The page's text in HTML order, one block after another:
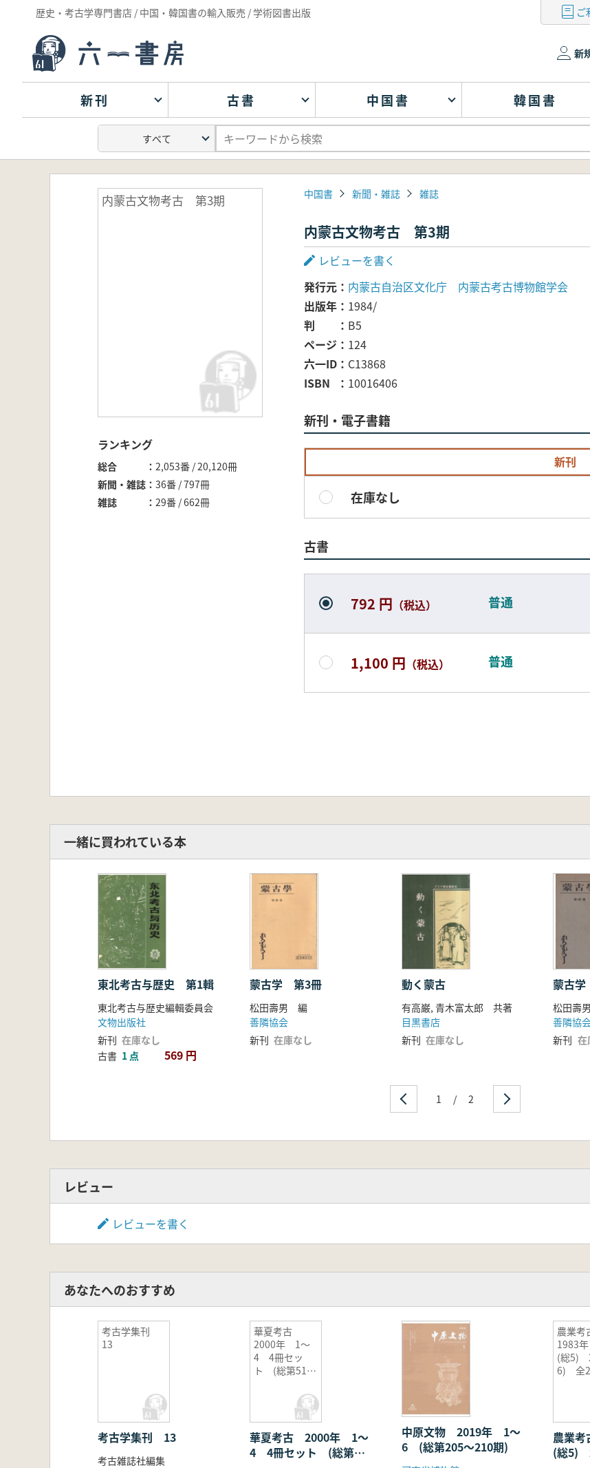
歴史・考古学専門書店 / 中国・韓国書の輸入販売 / 学術図書出版 ご
新
新刊 古書 中国書 韓国書
内蒙古文物考古 第3期
ランキング
総合
2,053番 / 20,120冊
新聞・雑誌
36番 / 797冊
雑誌
29番 / 662冊
中国書 新聞・雑誌 雑誌
内蒙古文物考古 第3期
レビューを書く
発行元
内蒙古自治区文化庁 内蒙古考古博物館学会
出版年
1984/
判
B5
ページ
124
六一ID
C13868
ISBN
10016406
新刊・電子書籍
新刊
在庫なし
古書
792 円 （税込） 普通
1,100 円 （税込） 普通
一緒に買われている本
東北考古与歴史 第1輯
東北考古与歴史編輯委員会
文物出版社
新刊 在庫なし
古書 1 点 569 円
蒙古学 第3冊
松田壽男 編
善隣協会
新刊 在庫なし
動く蒙古
有高巌, 青木富太郎 共著
目黒書店
新刊 在庫なし
蒙古
松田壽
善隣協
新刊 在
1 / 2
レビュー
レビューを書く
あなたへのおすすめ
考古学集刊
13
考古学集刊 13
考古雑誌社編集
華夏考古
2000年 1〜
4 4冊セッ
ト (総第51〜
華夏考古 2000年 1〜
4 4冊セット (総第
中原文物 2019年 1〜
6 (総第205〜210期)
農業
1983
(総5)
6) 全2
農業
(総5)